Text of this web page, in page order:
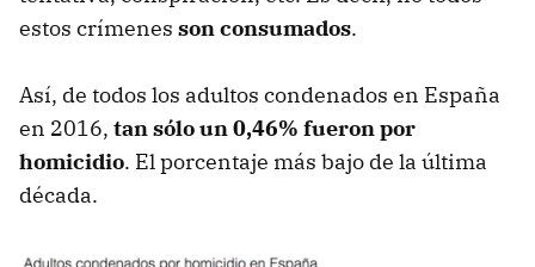
estos crímenes son consumados.
Así, de todos los adultos condenados en España
en 2016, tan sólo un 0,46% fueron por
homicidio. El porcentaje más bajo de la última
década.